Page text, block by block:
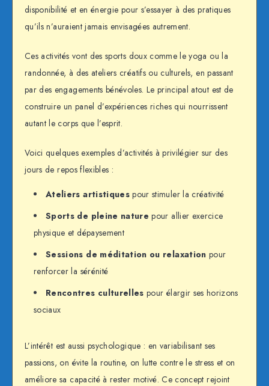
disponibilité et en énergie pour s’essayer à des pratiques
qu’ils n’auraient jamais envisagées autrement.
Ces activités vont des sports doux comme le yoga ou la
randonnée, à des ateliers créatifs ou culturels, en passant
par des engagements bénévoles. Le principal atout est de
construire un panel d’expériences riches qui nourrissent
autant le corps que l’esprit.
Voici quelques exemples d’activités à privilégier sur des
jours de repos flexibles :
Ateliers artistiques pour stimuler la créativité
Sports de pleine nature pour allier exercice
physique et dépaysement
Sessions de méditation ou relaxation pour
renforcer la sérénité
Rencontres culturelles pour élargir ses horizons
sociaux
L’intérêt est aussi psychologique : en variabilisant ses
passions, on évite la routine, on lutte contre le stress et on
améliore sa capacité à rester motivé. Ce concept rejoint